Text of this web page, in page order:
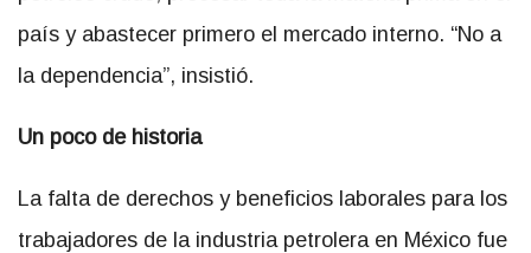
país y abastecer primero el mercado interno. “No a
la dependencia”, insistió.
Un poco de historia
La falta de derechos y beneficios laborales para los
trabajadores de la industria petrolera en México fue